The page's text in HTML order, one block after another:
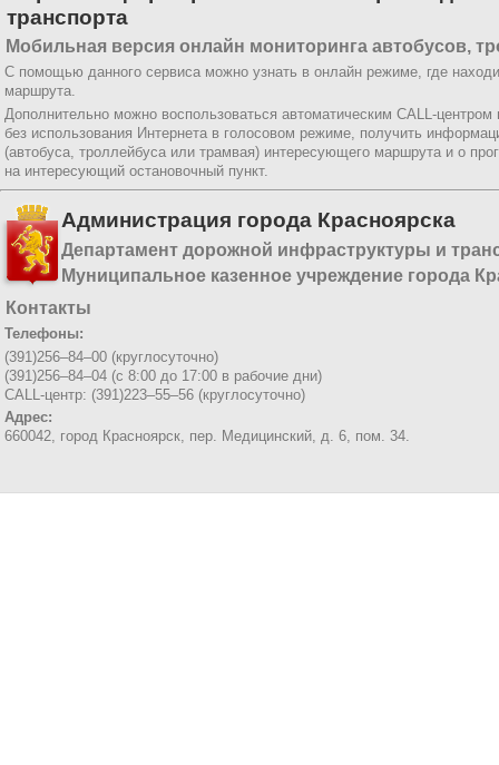
транспорта
Мобильная версия онлайн мониторинга автобусов,
С помощью данного сервиса можно узнать в онлайн режиме, где
маршрута.
Дополнительно можно воспользоваться автоматическим CALL-
без использования Интернета в голосовом режиме, получить
(автобуса, троллейбуса или трамвая) интересующего маршрута и о
на интересующий остановочный пункт.
Администрация города Красноярска
Департамент дорожной инфраструктуры и
Муниципальное казенное учреждение города
Контакты
Телефоны:
(391)256–84–00 (круглосуточно)
(391)256–84–04 (с 8:00 до 17:00 в рабочие дни)
CALL-центр: (391)223–55–56 (круглосуточно)
Адрес:
660042, город Красноярск, пер. Медицинский, д. 6, пом. 34.